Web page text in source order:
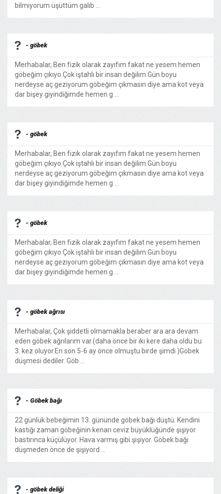
bilmiyorum üşüttüm galib ...
- göbek
Merhabalar, Ben fizik olarak zayıfım fakat ne yesem hemen
göbeğim çıkıyo.Çok iştahlı bir insan değilim.Gün boyu
nerdeyse aç geziyorum göbeğim çıkmasın diye ama kot veya
dar bişey giyindiğimde hemen g ...
- göbek
Merhabalar, Ben fizik olarak zayıfım fakat ne yesem hemen
göbeğim çıkıyo.Çok iştahlı bir insan değilim.Gün boyu
nerdeyse aç geziyorum göbeğim çıkmasın diye ama kot veya
dar bişey giyindiğimde hemen g ...
- göbek
Merhabalar, Ben fizik olarak zayıfım fakat ne yesem hemen
göbeğim çıkıyo.Çok iştahlı bir insan değilim.Gün boyu
nerdeyse aç geziyorum göbeğim çıkmasın diye ama kot veya
dar bişey giyindiğimde hemen g ...
- göbek ağrısı
Merhabalar, Çok şiddetli olmamakla beraber ara ara devam
eden göbek ağrılarım var.(daha önce bir iki kere daha oldu bu
3. kez oluyor.En son 5-6 ay önce olmuştu birde şimdi )Göbek
düşmesi dediler. Göb ...
- Göbek bağı
22 günlük bebeğimin 13. gününde göbek bağı düştü. Kendini
kastığı zaman göbeğinin kenarı ceviz büyüklüğünde şişiyor
bastırınca küçülüyor. Hava varmış gibi şişiyor. Göbek bağı
düşmeden önce de şişiyord ...
- göbek deliği